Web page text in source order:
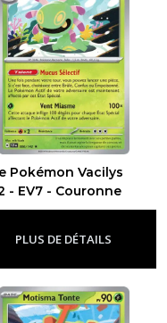
Pokémon Vacilys
- EV7 - Couronne
-Ev7 - Couronne Stellaire
PLUS DE DÉTAILS